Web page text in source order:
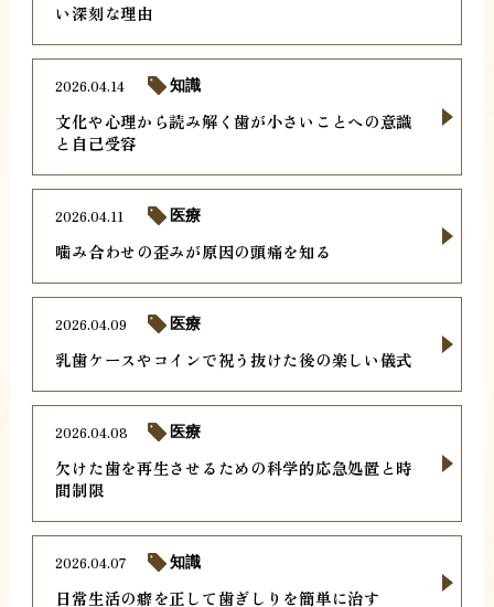
い深刻な理由
文化や心理から読み解く歯が小さいことへの意識
と自己受容
2026.04.14 知識
噛み合わせの歪みが原因の頭痛を知る
2026.04.11 医療
乳歯ケースやコインで祝う抜けた後の楽しい儀式
2026.04.09 医療
欠けた歯を再生させるための科学的応急処置と時
間制限
2026.04.08 医療
日常生活の癖を正して歯ぎしりを簡単に治す
2026.04.07 知識